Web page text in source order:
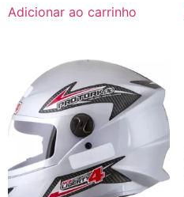
Adicionar ao carrinho